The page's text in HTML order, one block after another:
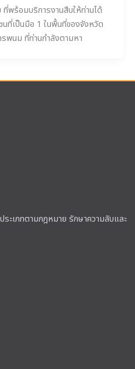
พร้อมบริการงานสืบให้ท่านได้
ที่เป็นมือ 1 ในพื้นที่ของจังหวัด
พนม ที่ท่านกำลังตามหา
ะเภทตามกฎหมาย รักษาความลับและ